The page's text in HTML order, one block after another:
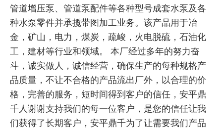
管道增压泵、管道泵配件等各种型号成套水泵及各
种水泵零件并承揽带图加工业务。该产品用于冶
金，矿山，电力，煤炭，疏峻，火电脱硫，石油化
工，建材等行业和领域。 本厂经过多年的努力奋
斗，诚实做人，诚信经营，确保生产的每种规格产
品质量，不让不合格的产品流出厂外，以合理的价
格，完善的服务，短时间得到客户的信任，安平鼎
千人谢谢支持我们的每一位客户，是您的信任让我
们获得了长期客户，安平鼎千为了让需要我们产品